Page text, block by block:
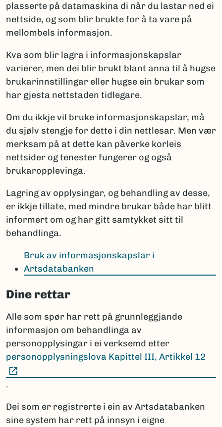
plasserte på datamaskina di når du lastar ned ei
nettside, og som blir brukte for å ta vare på
mellombels informasjon.
Kva som blir lagra i informasjonskapslar
varierer, men dei blir brukt blant anna til å hugse
brukarinnstillingar eller hugse ein brukar som
har gjesta nettstaden tidlegare.
Om du ikkje vil bruke informasjonskapslar, må
du sjølv stengje for dette i din nettlesar. Men vær
merksam på at dette kan påverke korleis
nettsider og tenester fungerer og også
brukaropplevinga.
Lagring av opplysingar, og behandling av desse,
er ikkje tillate, med mindre brukar både har blitt
informert om og har gitt samtykket sitt til
behandlinga.
Bruk av informasjonskapslar i
Artsdatabanken
Dine rettar
Alle som spør har rett på grunnleggjande
informasjon om behandlinga av
personopplysingar i ei verksemd etter
personopplysningslova Kapittel III, Artikkel 12
.
Dei som er registrerte i ein av Artsdatabanken
sine system har rett på innsyn i eigne